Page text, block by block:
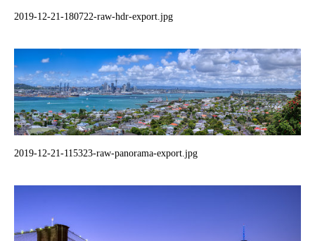
2019-12-21-180722-raw-hdr-export.jpg
2019-12-21-115323-raw-panorama-export.jpg